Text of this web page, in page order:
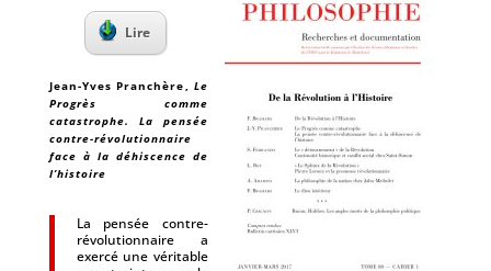
Lire
Jean-Yves Pranchère,Le
Progrès comme
catastrophe. La pensée
contre-révolutionnaire
face à la déhiscence de
l’histoire
La pensée contre-
révolutionnaire a
exercé une véritable